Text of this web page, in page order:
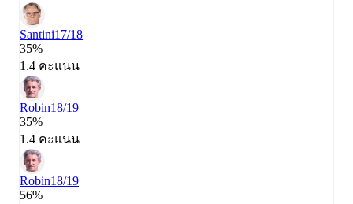
Santini17/18
35%
1.4 คะแนน
Robin18/19
35%
1.4 คะแนน
Robin18/19
56%